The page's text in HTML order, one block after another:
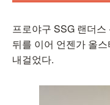
프로야구 SSG 랜더
뒤를 이어 언젠가 올
내걸었다.